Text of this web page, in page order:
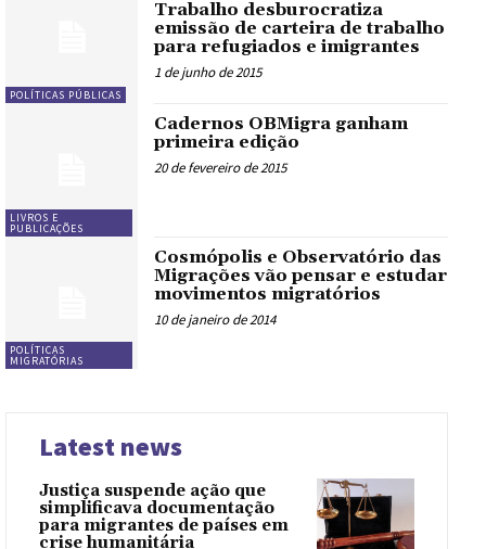
POLÍTICAS PÚBLICAS
Trabalho desburocratiza
emissão de carteira de trabalho
para refugiados e imigrantes
1 de junho de 2015
LIVROS E
PUBLICAÇÕES
Cadernos OBMigra ganham
primeira edição
20 de fevereiro de 2015
POLÍTICAS
MIGRATÓRIAS
Cosmópolis e Observatório das
Migrações vão pensar e estudar
movimentos migratórios
10 de janeiro de 2014
Latest news
Justiça suspende ação que
simplificava documentação
para migrantes de países em
crise humanitária